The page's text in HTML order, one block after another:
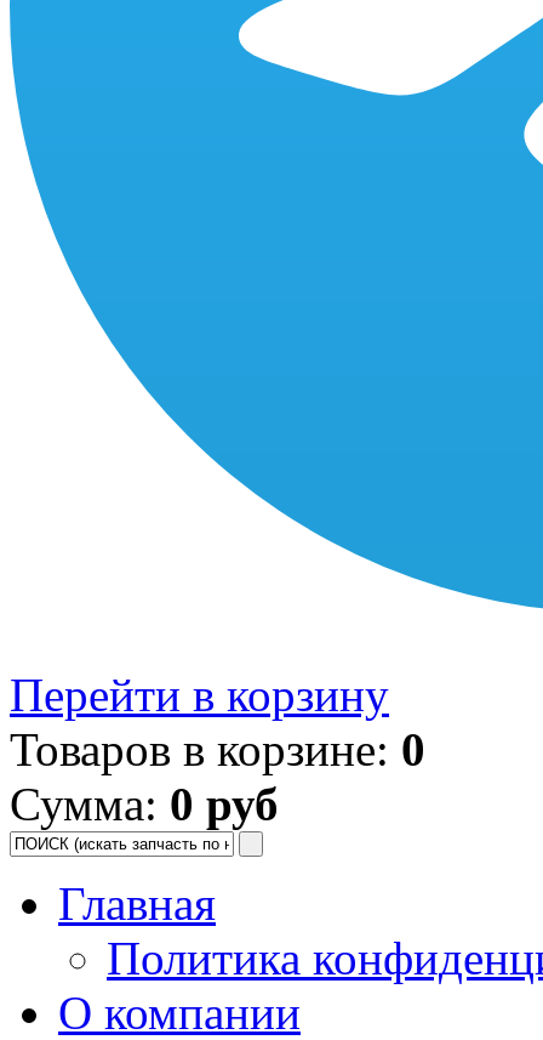
Перейти в корзину
Товаров в корзине: 0
Сумма: 0 руб
Главная
Политика
О компании